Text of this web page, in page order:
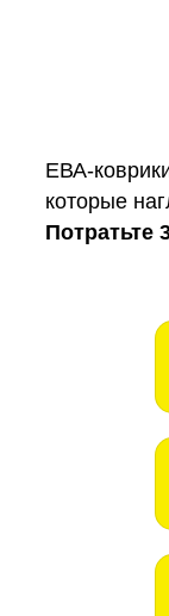
ЕВА-
которые
Потратьте